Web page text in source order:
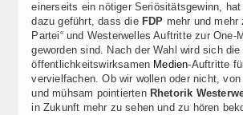
einerseits ein nötiger Seriösitätsgewinn, hat
dazu geführt, dass die FDP mehr und mehr
Partei“ und Westerwelles Auftritte zur One-
geworden sind. Nach der Wahl wird sich die
öffentlichkeitswirksamen Medien-Auftritte
vervielfachen. Ob wir wollen oder nicht, von
und mühsam pointierten Rhetorik
in Zukunft mehr zu sehen und zu hören